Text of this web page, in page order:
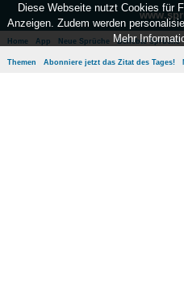
Home App Neue Sprüche Beliebte Sprüche
Themen Abonniere jetzt das Zitat des Tages!
Diese Webseite nutzt Cookies für
Anzeigen. Zudem werden
Mehr